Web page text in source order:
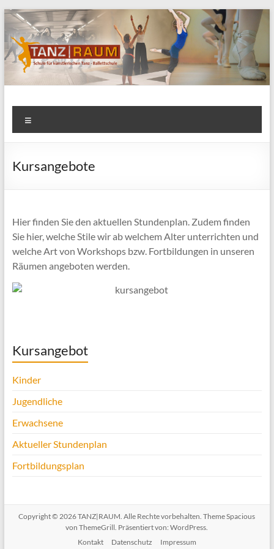
Zum
Inhalt
springen
TANZ|RAUM
Schule für künstlerischen Tanz • Ballettschule
Kursangebote
Hier finden Sie den aktuellen Stundenplan. Zudem finden
Sie hier, welche Stile wir ab welchem Alter unterrichten und
welche Art von Workshops bzw. Fortbildungen in unseren
Räumen angeboten werden.
Kursangebot
Kinder
Jugendliche
Erwachsene
Aktueller Stundenplan
Fortbildungsplan
Copyright © 2026TANZ|RAUM. Alle Rechte vorbehalten. ThemeSpacious
von ThemeGrill. Präsentiert von:WordPress.
Kontakt
Datenschutz Impressum